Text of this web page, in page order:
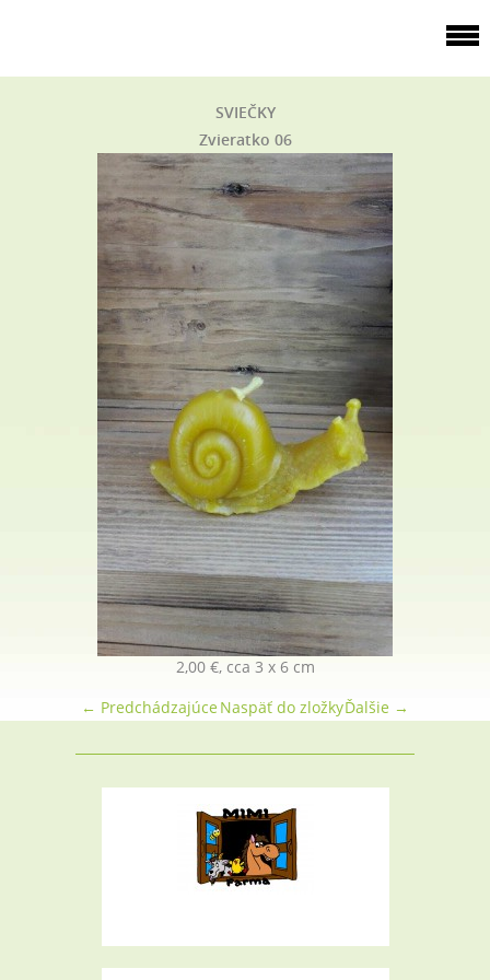
SVIEČKY
Zvieratko 06
2,00 €, cca 3 x 6 cm
← Predchádzajúce
Ďalšie →
Naspäť do zložky